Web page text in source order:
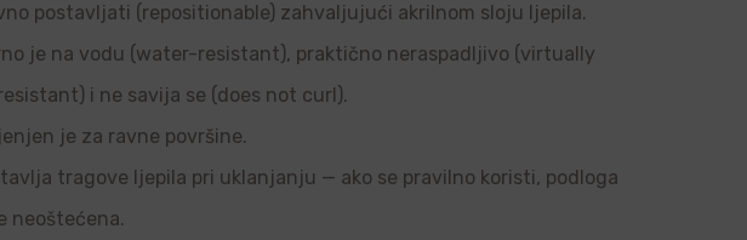
postavljati (repositionable) zahvaljujući akrilnom sloju ljepila.
je na vodu (water-resistant), praktično neraspadljivo (virtually
i ne savija se (does not curl).
je za ravne površine.
tragove ljepila pri uklanjanju — ako se pravilno koristi, podloga
neoštećena.